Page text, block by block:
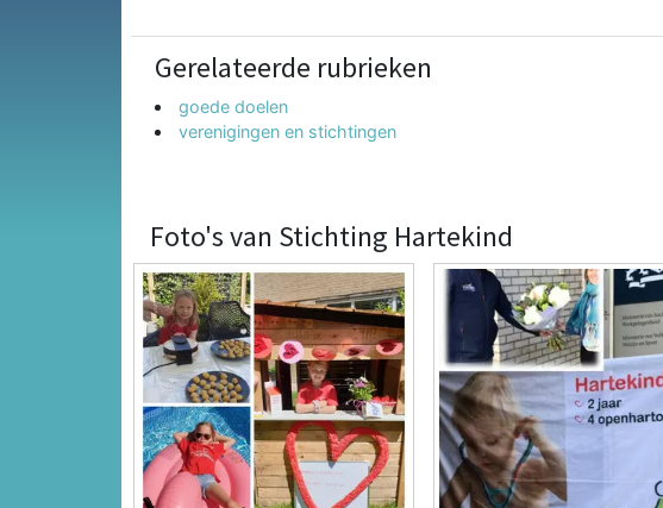
Gerelateerde rubrieken
goede doelen
verenigingen en stichtingen
Foto's van Stichting Hartekind